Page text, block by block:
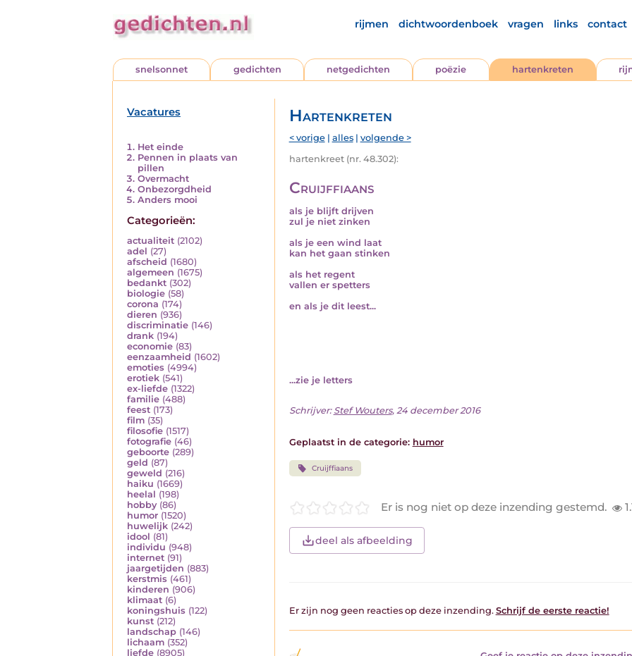
rijmen dichtwoordenboek vragen links contact
snelsonnet gedichten netgedichten poëzie hartenkreten
Vacatures
Het einde
Pennen in plaats van
pillen
Overmacht
Onbezorgdheid
Anders mooi
Categorieën:
actualiteit (2102)
adel (27)
afscheid (1680)
algemeen (1675)
bedankt (302)
biologie (58)
corona (174)
dieren (936)
discriminatie (146)
drank (194)
economie (83)
eenzaamheid (1602)
emoties (4994)
erotiek (541)
ex-liefde (1322)
familie (488)
feest (173)
film (35)
filosofie (1517)
fotografie (46)
geboorte (289)
geld (87)
geweld (216)
haiku (1669)
heelal (198)
hobby (86)
humor (1520)
huwelijk (242)
idool (81)
individu (948)
internet (91)
jaargetijden (883)
kerstmis (461)
kinderen (906)
klimaat (6)
koningshuis (122)
kunst (212)
landschap (146)
lichaam (352)
liefde (8905)
Hartenkreten
< vorige| alles| volgende >
hartenkreet (nr. 48.302):
Cruijffiaans
als je blijft drijven
zul je niet zinken
als je een wind laat
kan het gaan stinken
als het regent
vallen er spetters
en als je dit leest...
...zie je letters
Schrijver: Stef Wouters, 24 december 2016
Geplaatst in de categorie: humor
Cruijffiaans
Er is nog niet op deze inzending gestemd.
deel als afbeelding
Er zijn nog geen reacties op deze inzending. Schrijf de eerste reactie!